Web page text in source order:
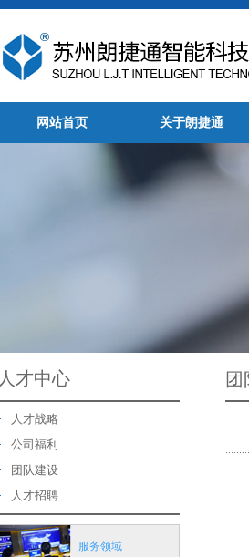
网站首页 关于朗捷通
人才中心
人才战略
公司福利
团队建设
人才招聘
服务领域